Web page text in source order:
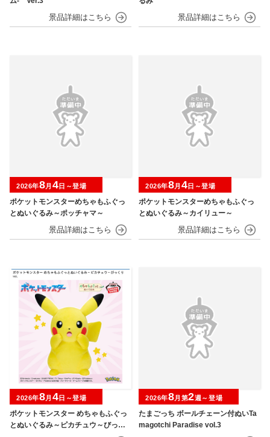
ポケットモンスターめちゃもふぐっ
とぬいぐるみ～ポッチャマ～
2026年8月 4日～登場
ポケットモンスターめちゃもふぐっ
とぬいぐるみ～カイリュー～
2026年8月 4日～登場
ポケットモンスター めちゃもふぐっ
とぬいぐるみ～ピカチュウ～びっく
2026年8月 4日～登場
たまごっち ボールチェーン付ぬいTa
magotchi Paradise vol.3
2026年8月第2週～登場